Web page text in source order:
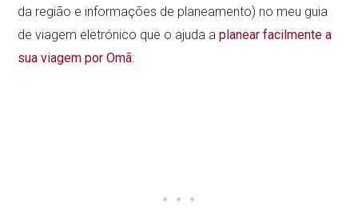
da região e informações de planeamento) no meu guia
de viagem eletrónico que o ajuda aplanear facilmente a
sua viagem por Omã: